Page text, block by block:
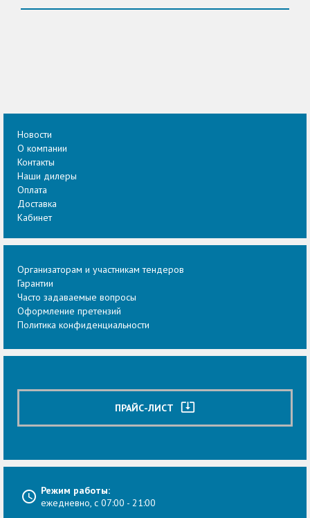
Новости
О компании
Контакты
Наши дилеры
Оплата
Доставка
Кабинет
Организаторам и участникам тендеров
Гарантии
Часто задаваемые вопросы
Оформление претензий
Политика конфиденциальности
ПРАЙС-ЛИСТ system_update_alt
Режим работы:
ежедневно, с 07:00 - 21:00